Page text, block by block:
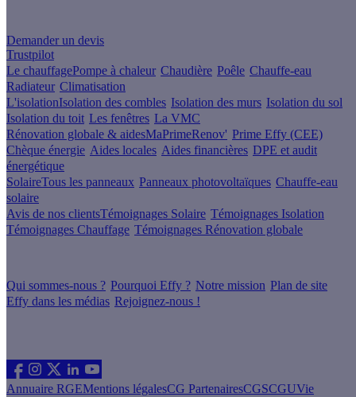
Demander un devis
Trustpilot
Le chauffagePompe à chaleur Chaudière Poêle Chauffe-eau
Radiateur Climatisation
L'isolationIsolation des combles Isolation des murs Isolation du sol
Isolation du toit Les fenêtres La VMC
Rénovation globale & aidesMaPrimeRenov' Prime Effy (CEE)
Chèque énergie Aides locales Aides financières DPE et audit
énergétique
SolaireTous les panneaux Panneaux photovoltaïques Chauffe-eau
solaire
Avis de nos clientsTémoignages Solaire Témoignages Isolation
Témoignages Chauffage Témoignages Rénovation globale
Qui sommes-nous ? Pourquoi Effy ? Notre mission Plan de site
Effy dans les médias Rejoignez-nous !
Annuaire RGEMentions légalesCG PartenairesCGSCGUVie